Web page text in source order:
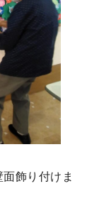
飾り付けま